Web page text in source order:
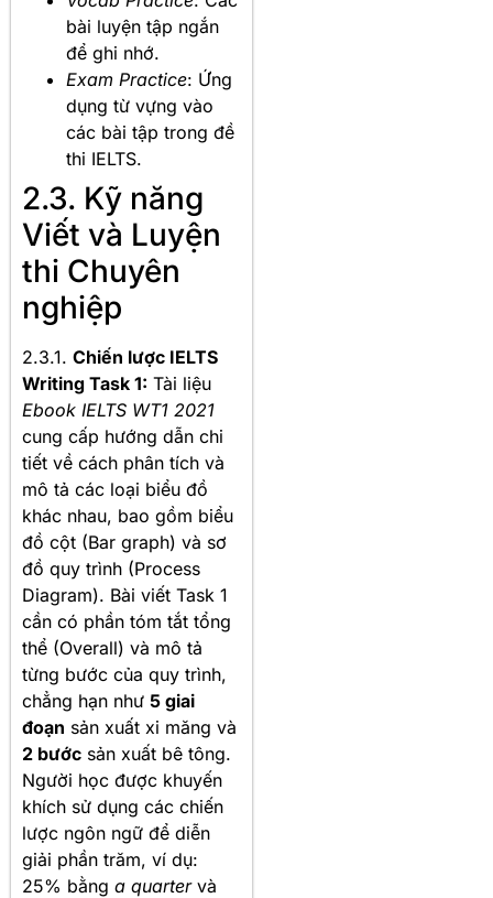
bài luyện tập ngắn
để ghi nhớ.
Exam Practice: Ứng
dụng từ vựng vào
các bài tập trong đề
thi IELTS.
2.3. Kỹ năng
Viết và Luyện
thi Chuyên
nghiệp
2.3.1. Chiến lược IELTS
Writing Task 1: Tài liệu
Ebook IELTS WT1 2021
cung cấp hướng dẫn chi
tiết về cách phân tích và
mô tả các loại biểu đồ
khác nhau, bao gồm biểu
đồ cột (Bar graph) và sơ
đồ quy trình (Process
Diagram). Bài viết Task 1
cần có phần tóm tắt tổng
thể (Overall) và mô tả
từng bước của quy trình,
chẳng hạn như 5 giai
đoạn sản xuất xi măng và
2 bước sản xuất bê tông.
Người học được khuyến
khích sử dụng các chiến
lược ngôn ngữ để diễn
giải phần trăm, ví dụ:
25% bằng a quartervà